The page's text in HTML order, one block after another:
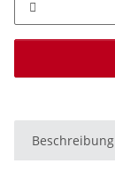
Beschreibung